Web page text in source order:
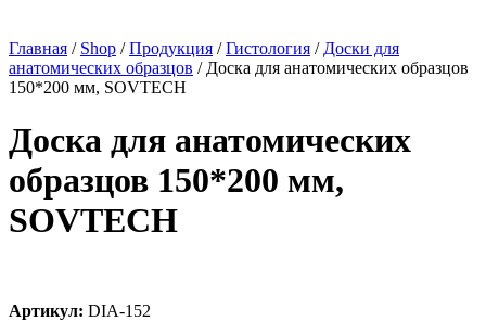
Главная / Shop /Продукция /Гистология / Доски для
анатомических образцов / Доска для анатомических образцов
150*200 мм, SOVTECH
Доска для анатомических
образцов 150*200 мм,
SOVTECH
Артикул: DIA-152